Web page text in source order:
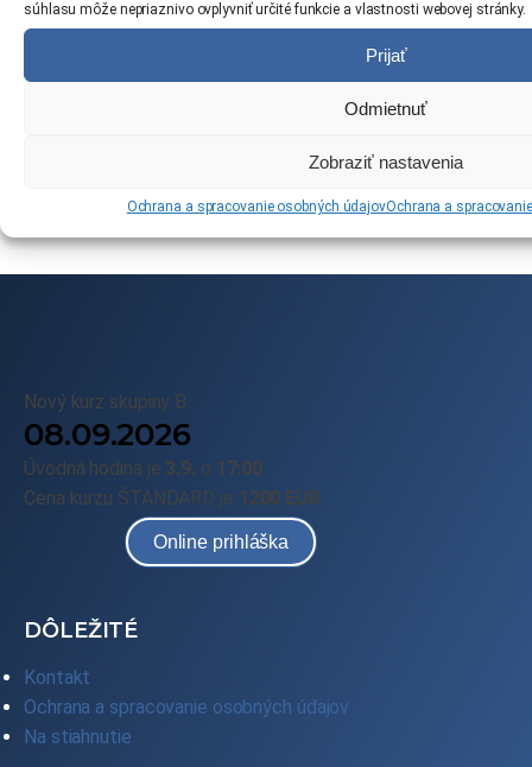
súhlasu môže nepriaznivo ovplyvniť určité funkcie a vlastnosti webovej stránky.
Prijať
Odmietnuť
Zobraziť nastavenia
Ochrana a spracovanie osobných údajovOchrana a
Ako sa zbaviť strachu z jazdy a
DÔLEŽITÉ
Kontakt
Ochrana a spracovanie osobných údajov
Na stiahnutie
Nový kurz skupiny B
08.09.2026
Úvodná hodina je 3.9. o 17:00
Cena kurzu ŠTANDARD je 1200 EUR
Online prihláška